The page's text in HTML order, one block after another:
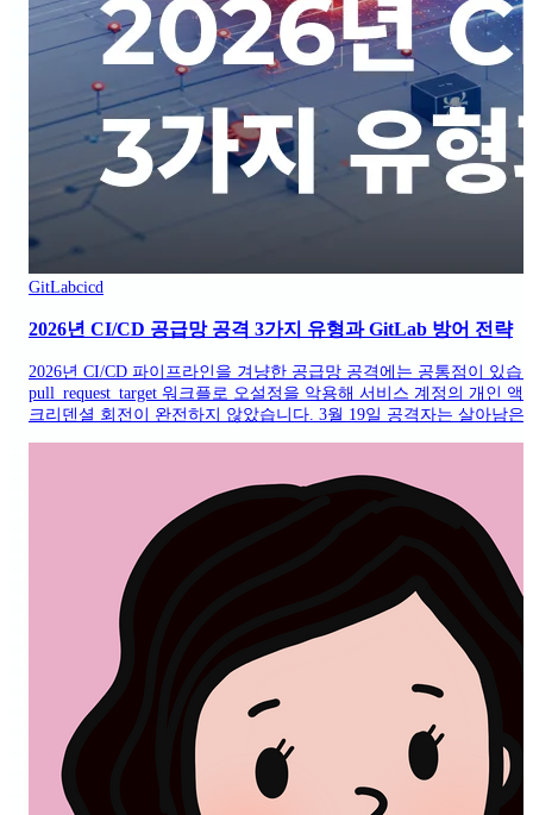
GitLabcicd
2026년 CI/CD 공급망 공격 3가지 유형과 GitLab 방어 전략
2026년 CI/CD 파이프라인을 겨냥한 공급망 공격에는 공통점이 있
pull_request_target 워크플로 오설정을 악용해 서비스 계정의 개인
크리덴셜 회전이 완전하지 않았습니다. 3월 19일 공격자는 살아남은